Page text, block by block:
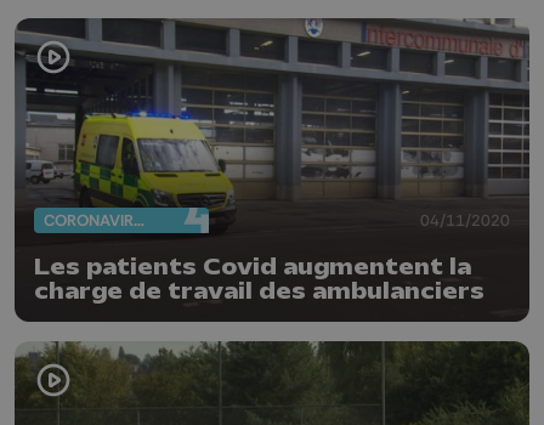
CORONAVIRUS 04/11/2020
Les patients Covid augmentent la
charge de travail des ambulanciers